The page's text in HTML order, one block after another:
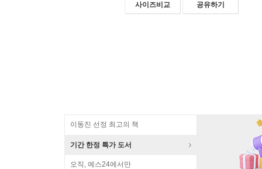
사이즈비교 공유하기
이동진 선정 최고의 책
기간 한정 특가 도서
오직, 예스24에서만